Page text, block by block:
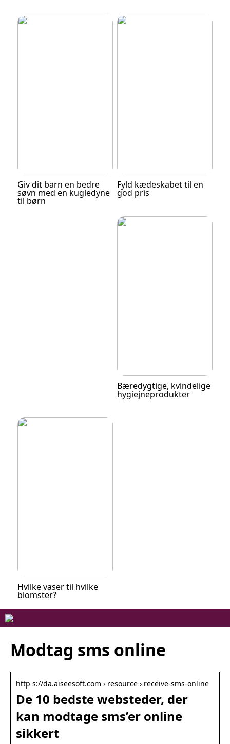
Giv dit barn en bedre
søvn med en kugledyne
til børn
Fyld kædeskabet til en
god pris
Bæredygtige, kvindelige
hygiejneprodukter
Hvilke vaser til hvilke
blomster?
Modtag sms online
http s://da.aiseesoft.com › resource › receive-sms-online
De 10 bedste websteder, der
kan modtage sms’er online
sikkert